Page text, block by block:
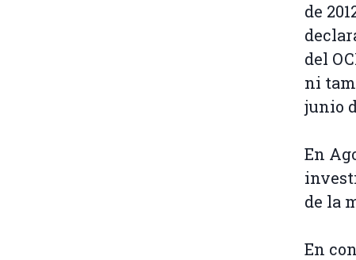
de
del
ni
junio
En
de la
En